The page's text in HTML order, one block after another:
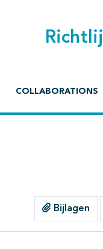
COLLABORATIONS
Bijlagen